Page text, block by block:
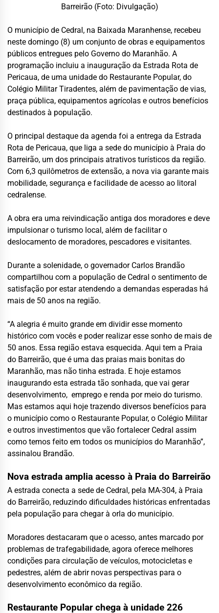
Barreirão (Foto: Divulgação)
O município de Cedral, na Baixada Maranhense, recebeu
neste domingo (8) um conjunto de obras e equipamentos
públicos entregues pelo Governo do Maranhão. A
programação incluiu a inauguração da Estrada Rota de
Pericaua, de uma unidade do Restaurante Popular, do
Colégio Militar Tiradentes, além de pavimentação de vias,
praça pública, equipamentos agrícolas e outros benefícios
destinados à população.
O principal destaque da agenda foi a entrega da Estrada
Rota de Pericaua, que liga a sede do município à Praia do
Barreirão, um dos principais atrativos turísticos da região.
Com 6,3 quilômetros de extensão, a nova via garante mais
mobilidade, segurança e facilidade de acesso ao litoral
cedralense.
A obra era uma reivindicação antiga dos moradores e deve
impulsionar o turismo local, além de facilitar o
deslocamento de moradores, pescadores e visitantes.
Durante a solenidade, o governador Carlos Brandão
compartilhou com a população de Cedral o sentimento de
satisfação por estar atendendo a demandas esperadas há
mais de 50 anos na região.
“A alegria é muito grande em dividir esse momento
histórico com vocês e poder realizar esse sonho de mais de
50 anos. Essa região estava esquecida. Aqui tem a Praia
do Barreirão, que é uma das praias mais bonitas do
Maranhão, mas não tinha estrada. E hoje estamos
inaugurando esta estrada tão sonhada, que vai gerar
desenvolvimento, emprego e renda por meio do turismo.
Mas estamos aqui hoje trazendo diversos benefícios para
o município como o Restaurante Popular, o Colégio Militar
e outros investimentos que vão fortalecer Cedral assim
como temos feito em todos os municípios do Maranhão”,
assinalou Brandão.
Nova estrada amplia acesso à Praia do Barreirão
A estrada conecta a sede de Cedral, pela MA-304, à Praia
do Barreirão, reduzindo dificuldades históricas enfrentadas
pela população para chegar à orla do município.
Moradores destacaram que o acesso, antes marcado por
problemas de trafegabilidade, agora oferece melhores
condições para circulação de veículos, motocicletas e
pedestres, além de abrir novas perspectivas para o
desenvolvimento econômico da região.
Restaurante Popular chega à unidade 226